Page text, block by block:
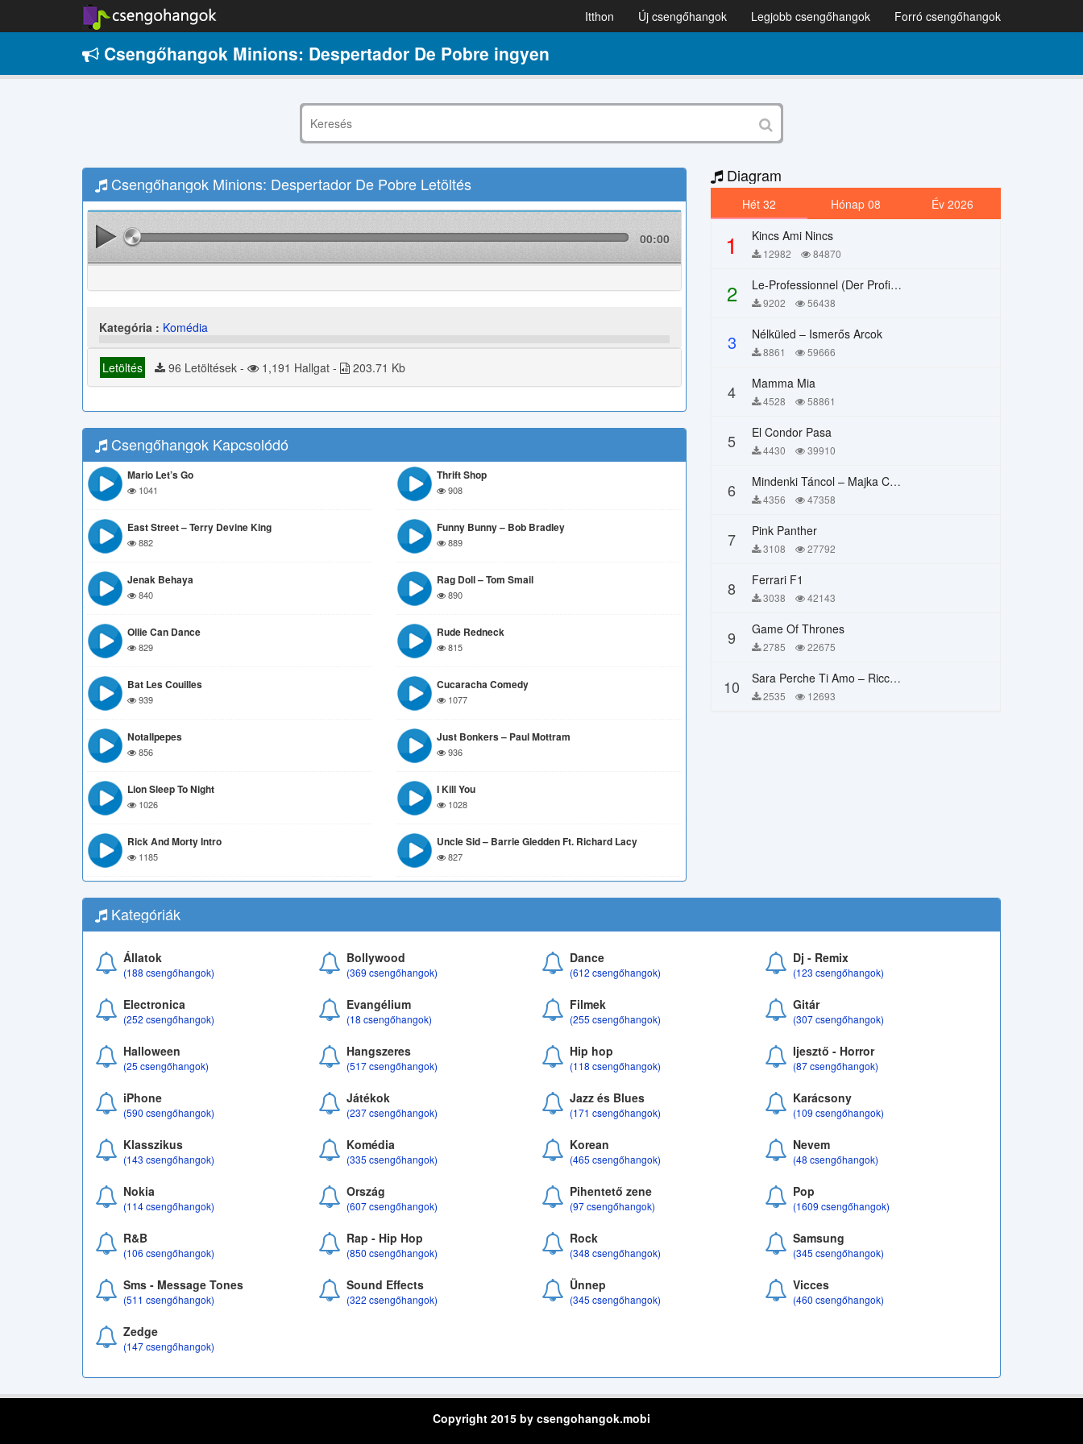
Itthon Új csengőhangok Legjobb csengőhangok Forró csengőhangok
Csengőhangok Minions: Despertador De Pobre ingyen
Csengőhangok Minions: Despertador De Pobre Letöltés
00:00
Kategória : Komédia
Letöltés 96 Letöltések - 1,191 Hallgat - 203.71 Kb
Csengőhangok Kapcsolódó
Mario Let’s Go
1041
Thrift Shop
908
East Street – Terry Devine King
882
Funny Bunny – Bob Bradley
889
Jenak Behaya
840
Rag Doll – Tom Smail
890
Ollie Can Dance
829
Rude Redneck
815
Bat Les Couilles
939
Cucaracha Comedy
1077
Notallpepes
856
Just Bonkers – Paul Mottram
936
Lion Sleep To Night
1026
I Kill You
1028
Rick And Morty Intro
1185
Uncle Sid – Barrie Gledden Ft. Richard Lacy
827
Diagram
Hét 32 Hónap 08 Év 2026
1 Kincs Ami Nincs
12982 84870
2 Le-Professionnel (Der Profi) – Chi Mai
9202 56438
3 Nélküled – Ismerős Arcok
8861 59666
4 Mamma Mia
4528 58861
5 El Condor Pasa
4430 39910
6 Mindenki Táncol – Majka Curtis, Péter Majoros
4356 47358
7 Pink Panther
3108 27792
8 Ferrari F1
3038 42143
9 Game Of Thrones
2785 22675
10 Sara Perche Ti Amo – Ricchi E Poveri
2535 12693
Kategóriák
Állatok
(188 csengőhangok)
Bollywood
(369 csengőhangok)
Dance
(612 csengőhangok)
Dj - Remix
(123 csengőhangok)
Electronica
(252 csengőhangok)
Evangélium
(18 csengőhangok)
Filmek
(255 csengőhangok)
Gitár
(307 csengőhangok)
Halloween
(25 csengőhangok)
Hangszeres
(517 csengőhangok)
Hip hop
(118 csengőhangok)
Ijesztő - Horror
(87 csengőhangok)
iPhone
(590 csengőhangok)
Játékok
(237 csengőhangok)
Jazz és Blues
(171 csengőhangok)
Karácsony
(109 csengőhangok)
Klasszikus
(143 csengőhangok)
Komédia
(335 csengőhangok)
Korean
(465 csengőhangok)
Nevem
(48 csengőhangok)
Nokia
(114 csengőhangok)
Ország
(607 csengőhangok)
Pihentető zene
(97 csengőhangok)
Pop
(1609 csengőhangok)
R&B
(106 csengőhangok)
Rap - Hip Hop
(850 csengőhangok)
Rock
(348 csengőhangok)
Samsung
(345 csengőhangok)
Sms - Message Tones
(511 csengőhangok)
Sound Effects
(322 csengőhangok)
Ünnep
(345 csengőhangok)
Vicces
(460 csengőhangok)
Zedge
(147 csengőhangok)
Copyright 2015 by csengohangok.mobi